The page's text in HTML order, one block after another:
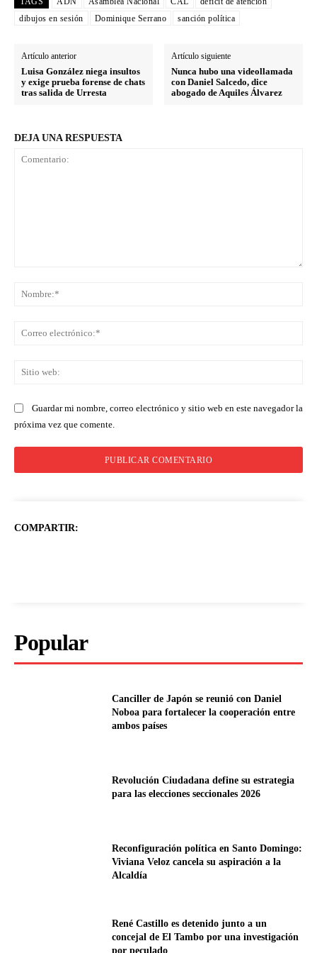
dibujos en sesión
Dominique Serrano sanción política
Artículo anterior
Luisa González niega insultos
y exige prueba forense de chats
tras salida de Urresta
Artículo siguiente
Nunca hubo una videollamada
con Daniel Salcedo, dice
abogado de Aquiles Álvarez
DEJA UNA RESPUESTA
Guardar mi nombre, correo electrónico y sitio web en este navegador la
próxima vez que comente.
COMPARTIR:
Popular
Canciller de Japón se reunió con Daniel
Noboa para fortalecer la cooperación entre
ambos países
Revolución Ciudadana define su estrategia
para las elecciones seccionales 2026
Reconfiguración política en Santo Domingo:
Viviana Veloz cancela su aspiración a la
Alcaldía
René Castillo es detenido junto a un
concejal de El Tambo por una investigación
por peculado